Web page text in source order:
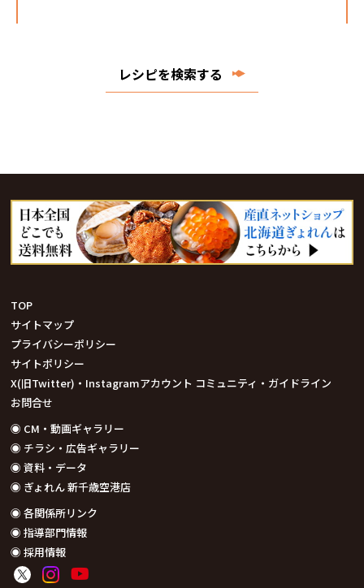
レシピを検索する
TOP
サイトマップ
プライバシーポリシー
サイトポリシー
X(旧Twitter)・Instagramアカウント コミュニティ・ガイドライン
お問合せ
◉ CM・動画ギャラリー
◉ チラシ・広告ギャラリー
◉ 資料・データ
◉ ぎょれん 新千歳空港店
◉ 各関係所リンク
◉ 指導部門情報
◉ 採用情報